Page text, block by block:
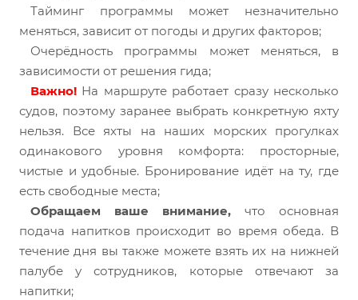
Тайминг программы может незначительно
меняться, зависит от погоды и других факторов;
Очерёдность программы может меняться, в
зависимости от решения гида;
Важно! На маршруте работает сразу несколько
судов, поэтому заранее выбрать конкретную яхту
нельзя. Все яхты на наших морских прогулках
одинакового уровня комфорта: просторные,
чистые и удобные. Бронирование идёт на ту, где
есть свободные места;
Обращаем ваше внимание, что основная
подача напитков происходит во время обеда. В
течение дня вы также можете взять их на нижней
палубе у сотрудников, которые отвечают за
напитки;